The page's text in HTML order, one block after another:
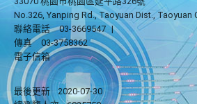
No.326, Yanping Rd., Taoyuan Dist., Taoyuan
聯絡電話
03-3669547 |
傳真
03-3758362
電子信箱
最後更新
2020-07-30